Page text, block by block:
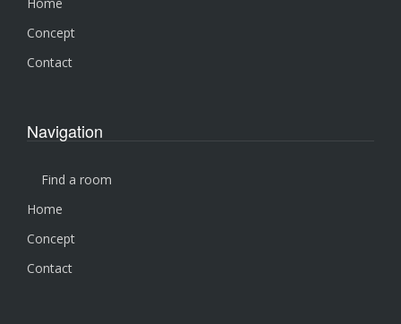
Concept
Contact
Navigation
Find a room
Home
Concept
Contact